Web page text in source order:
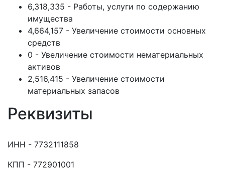
6,318,335 - Работы, услуги по содержанию
имущества
4,664,157 - Увеличение стоимости основных
средств
0 - Увеличение стоимости нематериальных
активов
2,516,415 - Увеличение стоимости
материальных запасов
Реквизиты
ИНН - 7732111858
КПП - 772901001